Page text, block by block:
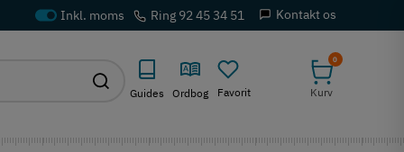
Ring 92 45 34 51 Kontakt os
Guides Ordbog Favorit
0
Kurv